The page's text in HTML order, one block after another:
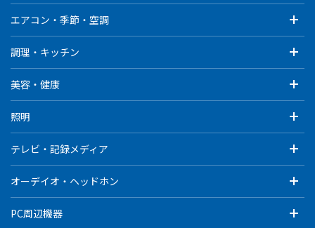
エアコン・季節・空調
調理・キッチン
美容・健康
照明
テレビ・記録メディア
オーデイオ・ヘッドホン
PC周辺機器